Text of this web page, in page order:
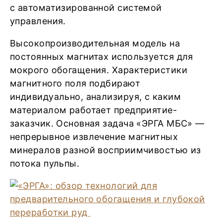
с автоматизированной системой
управления.
Высокопроизводительная модель на
постоянных магнитах используется для
мокрого обогащения. Характеристики
магнитного поля подбирают
индивидуально, анализируя, с каким
материалом работает предприятие-
заказчик. Основная задача «ЭРГА МБС» —
непрерывное извлечение магнитных
минералов разной восприимчивостью из
потока пульпы.